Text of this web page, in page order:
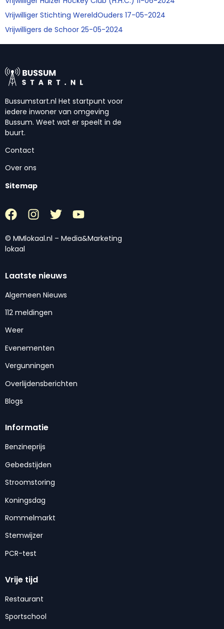
Vrijwilliger Stichting WereldOuders 17-05-2024
Vrijwilligers de Schoor 25-05-2024
Bussumstart.nl Het startpunt voor
iedere inwoner van omgeving
Bussum. Weet wat er speelt in de
buurt.
Contact
Over ons
Sitemap
© MMlokaal.nl – Media&Marketing
lokaal
Laatste nieuws
Algemeen Nieuws
112 meldingen
Weer
Evenementen
Vergunningen
Overlijdensberichten
Blogs
Informatie
Benzineprijs
Gebedstijden
Stroomstoring
Koningsdag
Rommelmarkt
Stemwijzer
PCR-test
Vrije tijd
Restaurant
Sportschool